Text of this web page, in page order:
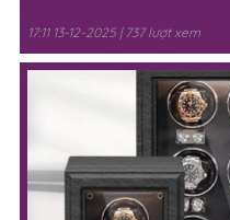
17:11 13-12-2025 | 737 lượt xem